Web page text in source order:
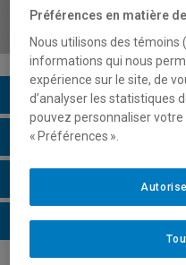
instruments à vent
Description du cours
Horaire - Été 2026
Horaire - Automne 2026
Horaire - Hiver 2027
Préférences en matière
Nous utilisons des témoins
informations qui nous
expérience sur le site, de
d’analyser les statistiques
pouvez personnaliser
« Préférences ».